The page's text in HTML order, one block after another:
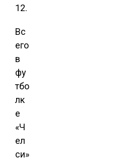
12.
Вс
его
в
фу
тбо
лк
е
«Ч
ел
си»